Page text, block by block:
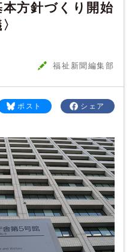
本方針づくり開始
福祉新聞編集部
シェア
ポスト